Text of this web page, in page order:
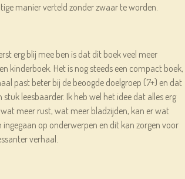
manier verteld zonder zwaar te worden.
erg blij mee ben is dat dit boek veel meer
kinderboek. Het is nog steeds een compact boek,
past beter bij de beoogde doelgroep (7+) en dat
leesbaarder. Ik heb wel het idee dat alles erg
wat meer rust, wat meer bladzijden, kan er wat
ingegaan op onderwerpen en dit kan zorgen voor
verhaal.